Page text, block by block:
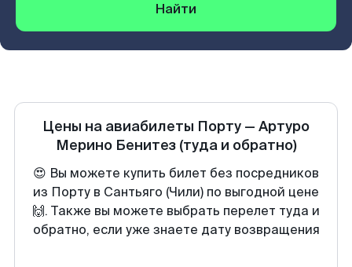
Найти
Цены на авиабилеты Порту — Артуро
Мерино Бенитез (туда и обратно)
😍 Вы можете купить билет без посредников
из Порту в Сантьяго (Чили) по выгодной цене
🙌. Также вы можете выбрать перелет туда и
обратно, если уже знаете дату возвращения